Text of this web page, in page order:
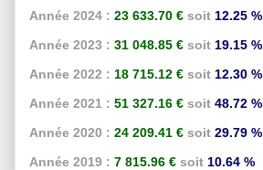
Année 2024 : 23 633.70 € soit 12.25 %
Année 2023 : 31 048.85 € soit 19.15 %
Année 2022 : 18 715.12 € soit 12.30 %
Année 2021 : 51 327.16 € soit 48.72 %
Année 2020 : 24 209.41 € soit 29.79 %
Année 2019 : 7 815.96 € soit 10.64 %